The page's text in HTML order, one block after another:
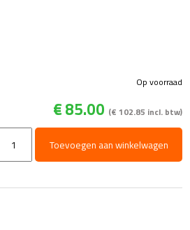
€85.00 (€ 102.85 incl. btw)
Op voorraad
drukregelautomaatToevoegen aan winkelwagen